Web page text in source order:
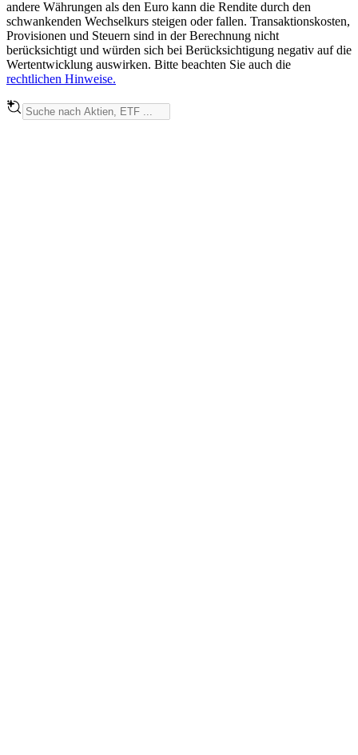
andere Währungen als den Euro kann die Rendite durch den
schwankenden Wechselkurs steigen oder fallen. Transaktionskosten,
Provisionen und Steuern sind in der Berechnung nicht
berücksichtigt und würden sich bei Berücksichtigung negativ auf die
Wertentwicklung auswirken. Bitte beachten Sie auch die
rechtlichen Hinweise.